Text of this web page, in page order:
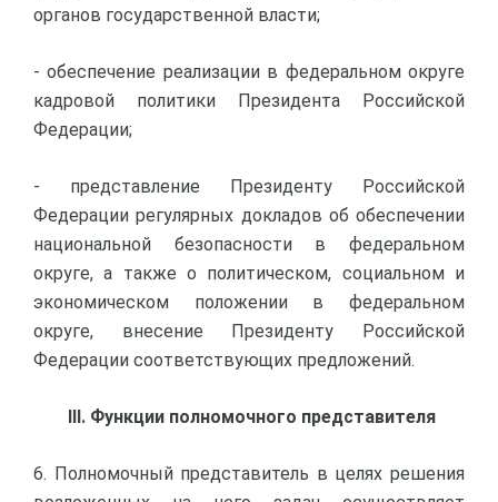
органов государственной власти;
- обеспечение реализации в федеральном округе
кадровой политики Президента Российской
Федерации;
- представление Президенту Российской
Федерации регулярных докладов об обеспечении
национальной безопасности в федеральном
округе, а также о политическом, социальном и
экономическом положении в федеральном
округе, внесение Президенту Российской
Федерации соответствующих предложений.
III. Функции полномочного представителя
6. Полномочный представитель в целях решения